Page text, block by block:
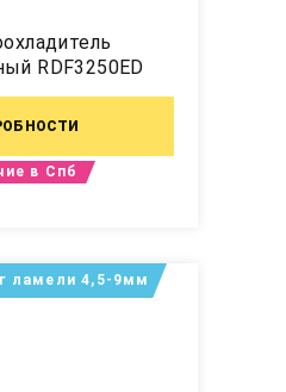
RDF3250ED
в Спб
ламели 4,5-9мм